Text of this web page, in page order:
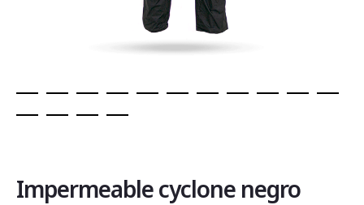
de
la
Impermeable cyclone negro